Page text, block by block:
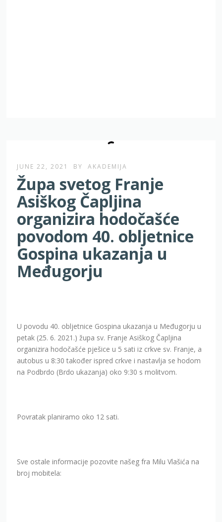
JUNE 22, 2021 BY AKADEMIJA
Župa svetog Franje
Asiškog Čapljina
organizira hodočašće
povodom 40. obljetnice
Gospina ukazanja u
Međugorju
U povodu 40. obljetnice Gospina ukazanja u Međugorju u
petak (25. 6. 2021.) župa sv. Franje Asiškog Čapljina
organizira hodočašće pješice u 5 sati iz crkve sv. Franje, a
autobus u 8:30 također ispred crkve i nastavlja se hodom
na Podbrdo (Brdo ukazanja) oko 9:30 s molitvom.
Povratak planiramo oko 12 sati.
Sve ostale informacije pozovite našeg fra Milu Vlašića na
broj mobitela: